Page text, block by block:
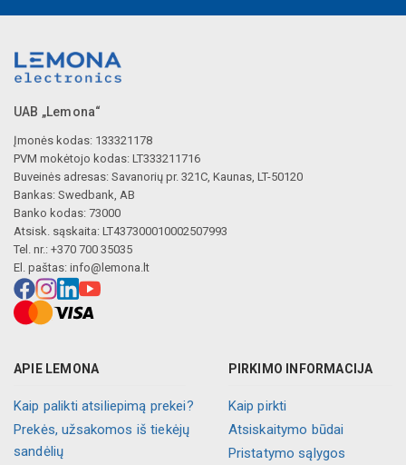
UAB „Lemona“
Įmonės kodas: 133321178
PVM mokėtojo kodas: LT333211716
Buveinės adresas: Savanorių pr. 321C, Kaunas, LT-50120
Bankas: Swedbank, AB
Banko kodas: 73000
Atsisk. sąskaita: LT437300010002507993
Tel. nr.: +370 700 35035
El. paštas: info@lemona.lt
APIE LEMONA
Kaip palikti atsiliepimą prekei?
Prekės, užsakomos iš tiekėjų
sandėlių
PIRKIMO INFORMACIJA
Kaip pirkti
Atsiskaitymo būdai
Pristatymo sąlygos